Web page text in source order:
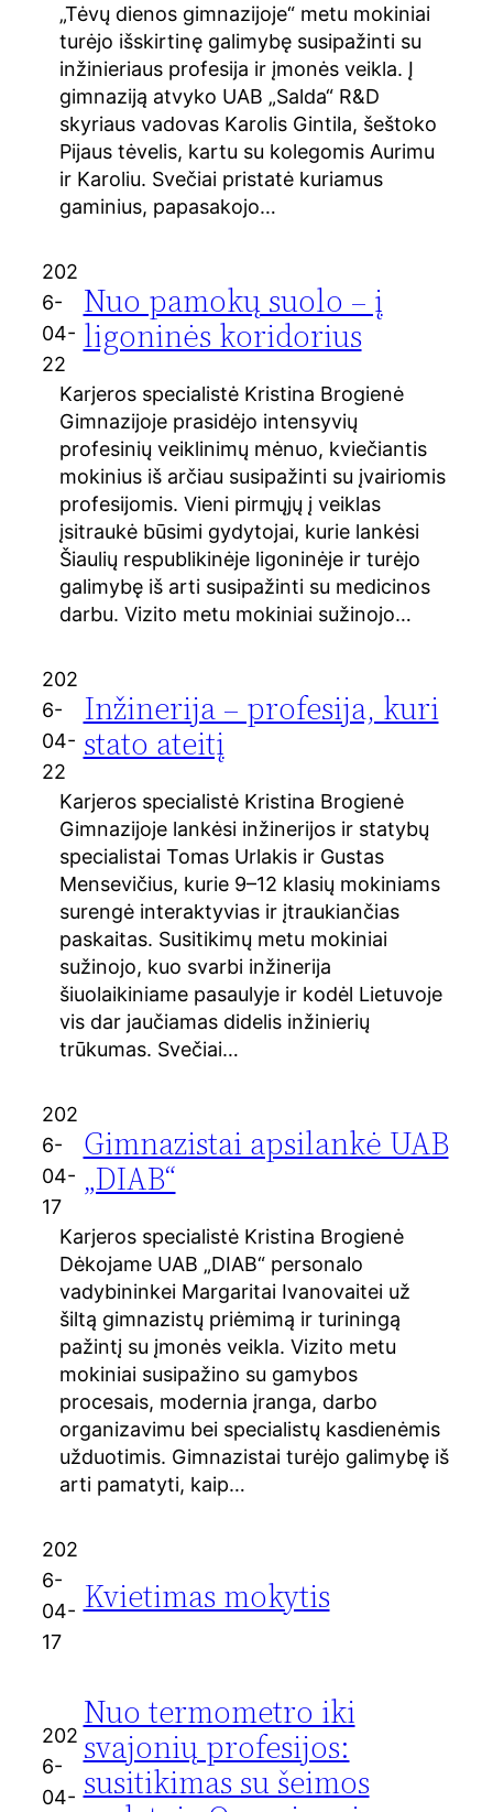
„Tėvų dienos gimnazijoje“ metu mokiniai
turėjo išskirtinę galimybę susipažinti su
inžinieriaus profesija ir įmonės veikla. Į
gimnaziją atvyko UAB „Salda“ R&D
skyriaus vadovas Karolis Gintila, šeštoko
Pijaus tėvelis, kartu su kolegomis Aurimu
ir Karoliu. Svečiai pristatė kuriamus
gaminius, papasakojo…
202
6-
04-
22
Nuo pamokų suolo – į
ligoninės koridorius
Karjeros specialistė Kristina Brogienė
Gimnazijoje prasidėjo intensyvių
profesinių veiklinimų mėnuo, kviečiantis
mokinius iš arčiau susipažinti su įvairiomis
profesijomis. Vieni pirmųjų į veiklas
įsitraukė būsimi gydytojai, kurie lankėsi
Šiaulių respublikinėje ligoninėje ir turėjo
galimybę iš arti susipažinti su medicinos
darbu. Vizito metu mokiniai sužinojo…
202
6-
04-
22
Inžinerija – profesija, kuri
stato ateitį
Karjeros specialistė Kristina Brogienė
Gimnazijoje lankėsi inžinerijos ir statybų
specialistai Tomas Urlakis ir Gustas
Mensevičius, kurie 9–12 klasių mokiniams
surengė interaktyvias ir įtraukiančias
paskaitas. Susitikimų metu mokiniai
sužinojo, kuo svarbi inžinerija
šiuolaikiniame pasaulyje ir kodėl Lietuvoje
vis dar jaučiamas didelis inžinierių
trūkumas. Svečiai…
202
6-
04-
17
Gimnazistai apsilankė UAB
„DIAB“
Karjeros specialistė Kristina Brogienė
Dėkojame UAB „DIAB“ personalo
vadybininkei Margaritai Ivanovaitei už
šiltą gimnazistų priėmimą ir turiningą
pažintį su įmonės veikla. Vizito metu
mokiniai susipažino su gamybos
procesais, modernia įranga, darbo
organizavimu bei specialistų kasdienėmis
užduotimis. Gimnazistai turėjo galimybę iš
arti pamatyti, kaip…
202
6-
04-
17
Kvietimas mokytis
202
6-
04-
Nuo termometro iki
svajonių profesijos:
susitikimas su šeimos